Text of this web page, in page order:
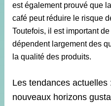
est également prouvé que
café peut réduire le risque
Toutefois, il est important
dépendent largement des
la qualité des produits.
Les tendances
nouveaux horizons